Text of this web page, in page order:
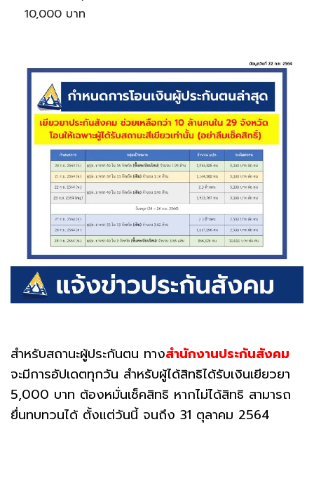
10,000 บาท
สำหรับสถานะผู้ประกันตน ทางสำนักงานประกันสังคม
จะมีการอัปเดตทุกวัน สำหรับผู้ได้สิทธิได้รับเงินเยียวยา
5,000 บาท ต้องหมั่นเช็คสิทธิ หากไม่ได้สิทธิ สามารถ
ยื่นทบทวนได้ ตั้งแต่วันนี้ จนถึง 31 ตุลาคม 2564